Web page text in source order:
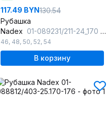
117.49 BYN130.54
Рубашка
Nadex 01-089231/211-24_170 натуральный
46, 48, 50, 52, 54
В корзину